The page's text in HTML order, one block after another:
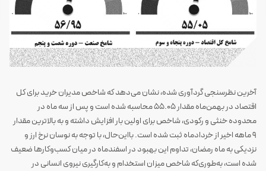
آخرین نظرسنجی گردآوری شده، نشان می‌دهد که شاخص مدیران خرید برای کل
اقتصاد در بهمن‌ماه مقدار 55.05 محاسبه شده است و پس از سه ماه در
محدوده خنثی و رکودی، شاخص برای اولین بار افزایش داشته و به بالاترین مقدار
9 ماهه اخیر از خردادماه ثبت شده است. بااین‌حال، با توجه به نوسان نرخ ارز و
نزدیکی به ماه رمضان، تداوم این بهبود در اسفندماه در میان کسب‌وکارها ضعیف
شده است، به‌طوری‌که شاخص میزان استخدام و به‌کارگیری نیروی انسانی در